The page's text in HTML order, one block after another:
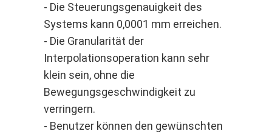
- Die Steuerungsgenauigkeit des
Systems kann 0,0001 mm erreichen.
- Die Granularität der
Interpolationsoperation kann sehr
klein sein, ohne die
Bewegungsgeschwindigkeit zu
verringern.
- Benutzer können den gewünschten